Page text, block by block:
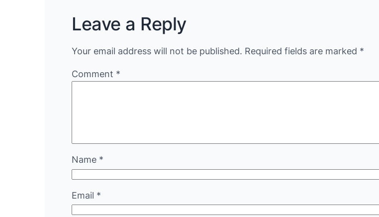
Leave a Reply
Your email address will not be published. Required fields are marked *
Comment *
Name *
Email *